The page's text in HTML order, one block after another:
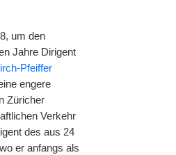
um den
Jahre Dirigent
Pfeiffer
engere
Züricher
Verkehr
des aus 24
er anfangs als